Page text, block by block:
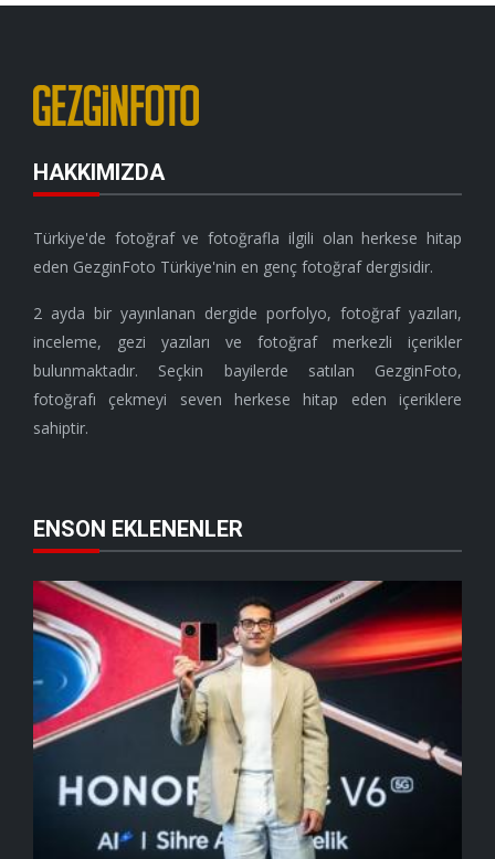
HAKKIMIZDA
Türkiye'de fotoğraf ve fotoğrafla ilgili olan herkese hitap
eden GezginFoto Türkiye'nin en genç fotoğraf dergisidir.
2 ayda bir yayınlanan dergide porfolyo, fotoğraf yazıları,
inceleme, gezi yazıları ve fotoğraf merkezli içerikler
bulunmaktadır. Seçkin bayilerde satılan GezginFoto,
fotoğrafı çekmeyi seven herkese hitap eden içeriklere
sahiptir.
ENSON EKLENENLER